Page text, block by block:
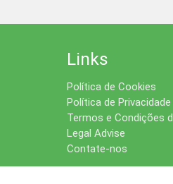
Links
Política de Cookies
Política de Privacidade
Termos e Condições
Legal Advise
Contate-nos